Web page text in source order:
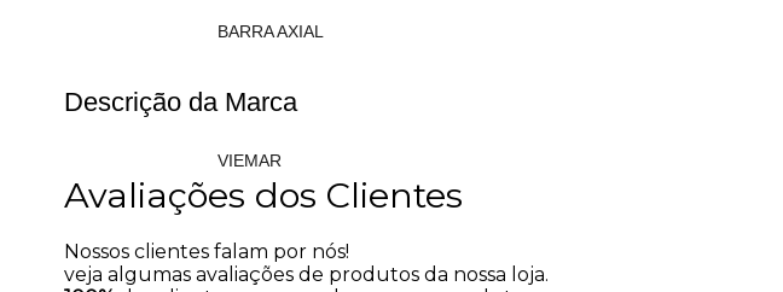
BARRA AXIAL
Descrição da Marca
VIEMAR
Avaliações dos Clientes
Nossos clientes falam por nós!
veja algumas avaliações de produtos da nossa loja.